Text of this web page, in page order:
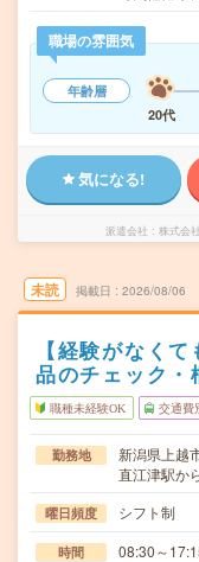
職場の雰囲気
年齢層
20代
気になる!
派遣会社 株式会
未読 掲載日 2026/08/06
【経験がなく
品のチェック
職種未経験OK 交通費
勤務地
新潟県上越
直江津駅か
曜日頻度 シフト制
時間 08:30～